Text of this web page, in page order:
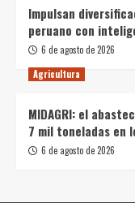
Impulsan
peruano con
6 de agosto de 2026
Agricultura
MIDAGRI: el
7 mil toneladas en
6 de agosto de 2026